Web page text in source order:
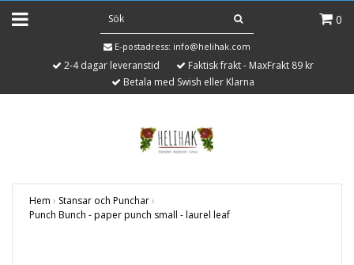
0
E-postadress: info@helihak.com
2-4 dagar leveranstid
Faktisk frakt - MaxFrakt 89 kr
Betala med Swish eller Klarna
Hem › Stansar och Punchar›
Punch Bunch - paper punch small - laurel leaf